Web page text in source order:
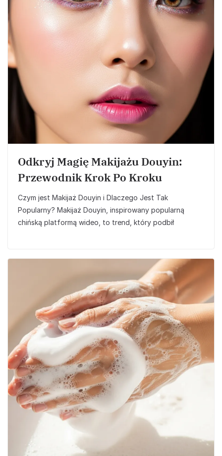
Odkryj Magię Makijażu Douyin:
Przewodnik Krok Po Kroku
Czym jest Makijaż Douyin i Dlaczego Jest Tak
Popularny? Makijaż Douyin, inspirowany popularną
chińską platformą wideo, to trend, który podbił